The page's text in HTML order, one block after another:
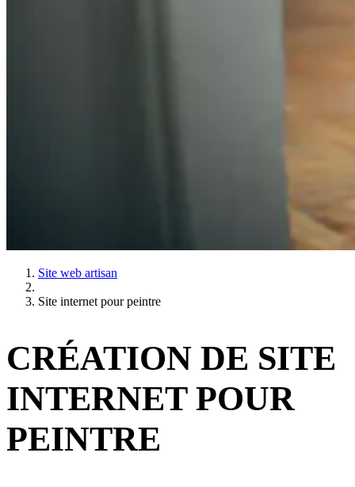
Site web artisan
Site internet pour peintre
CRÉATION DE SITE
INTERNET POUR
PEINTRE